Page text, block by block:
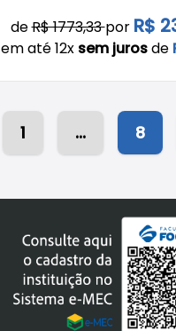
deR$ 1773,33por R$
em até 12x sem jurosde
1 ... 8